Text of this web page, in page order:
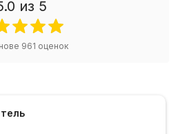
из 5
961 оценок